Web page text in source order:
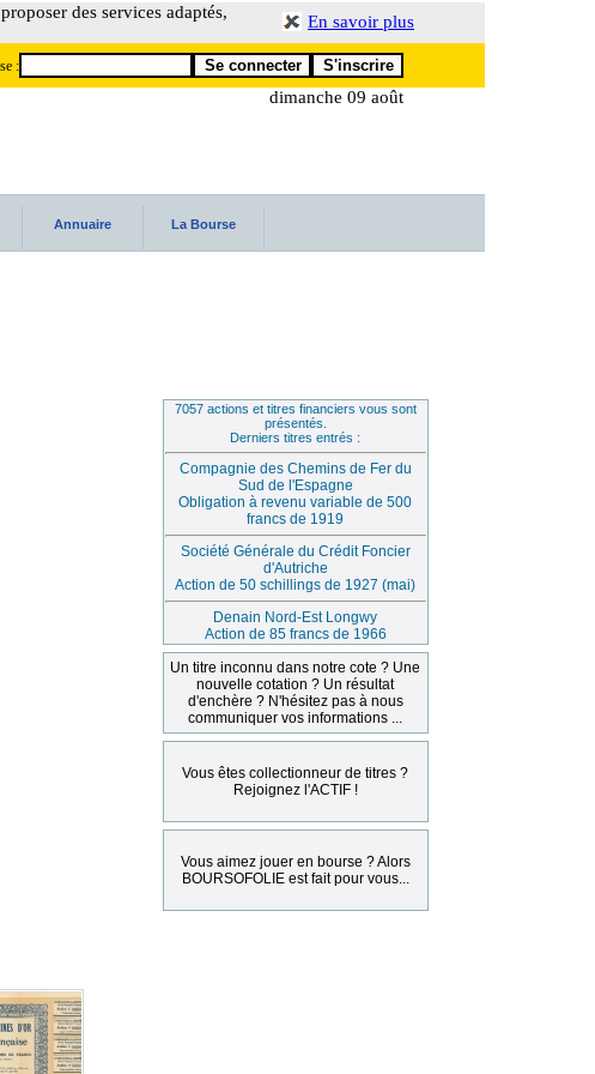
des services adaptés,
En savoir plus
:
dimanche 09 août
Annuaire La Bourse
7057 actions et titres financiers vous sont
présentés.
Derniers titres entrés :
Compagnie des Chemins de Fer du
Sud de l'Espagne
Obligation à revenu variable de 500
francs de 1919
Société Générale du Crédit Foncier
d'Autriche
Action de 50 schillings de 1927 (mai)
Denain Nord-Est Longwy
Action de 85 francs de 1966
Un titre inconnu dans notre cote ? Une
nouvelle cotation ? Un résultat
d'enchère ? N'hésitez pas à nous
communiquer vos informations ...
Vous êtes collectionneur de titres ?
Rejoignez l'ACTIF !
Vous aimez jouer en bourse ? Alors
BOURSOFOLIE est fait pour vous...